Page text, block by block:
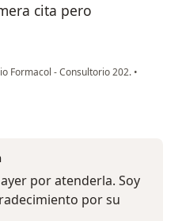
cita pero
Formacol - Consultorio 202. •
por atenderla. Soy
por su